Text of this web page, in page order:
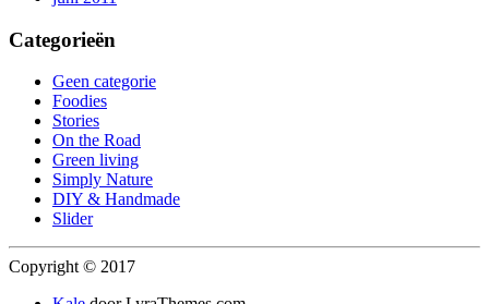
Categorieën
Geen categorie
Foodies
Stories
On the Road
Green living
Simply Nature
DIY & Handmade
Slider
Copyright © 2017